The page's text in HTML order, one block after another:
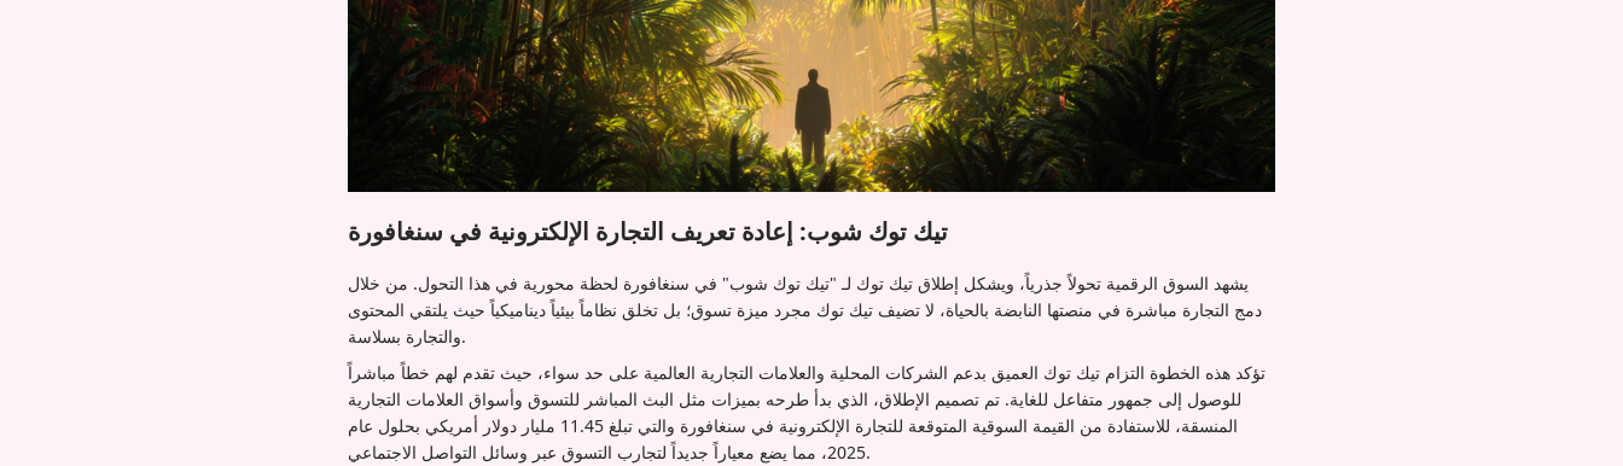
تيك توك شوب: إعادة تعريف التجارة الإلكترونية في سنغافورة
يشهد السوق الرقمية تحولاً جذرياً، ويشكل إطلاق تيك توك لـ "تيك توك شوب" في سنغافورة لحظة محورية في هذا التحول. من خلال
دمج التجارة مباشرة في منصتها النابضة بالحياة، لا تضيف تيك توك مجرد ميزة تسوق؛ بل تخلق نظاماً بيئياً ديناميكياً حيث يلتقي المحتوى
والتجارة بسلاسة.
تؤكد هذه الخطوة التزام تيك توك العميق بدعم الشركات المحلية والعلامات التجارية العالمية على حد سواء، حيث تقدم لهم خطاً مباشراً
للوصول إلى جمهور متفاعل للغاية. تم تصميم الإطلاق، الذي بدأ طرحه بميزات مثل البث المباشر للتسوق وأسواق العلامات التجارية
المنسقة، للاستفادة من القيمة السوقية المتوقعة للتجارة الإلكترونية في سنغافورة والتي تبلغ 11.45 مليار دولار أمريكي بحلول عام
2025، مما يضع معياراً جديداً لتجارب التسوق عبر وسائل التواصل الاجتماعي.